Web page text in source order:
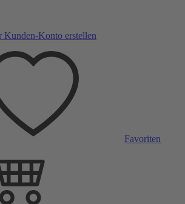
Kunden-Konto erstellen
Favoriten